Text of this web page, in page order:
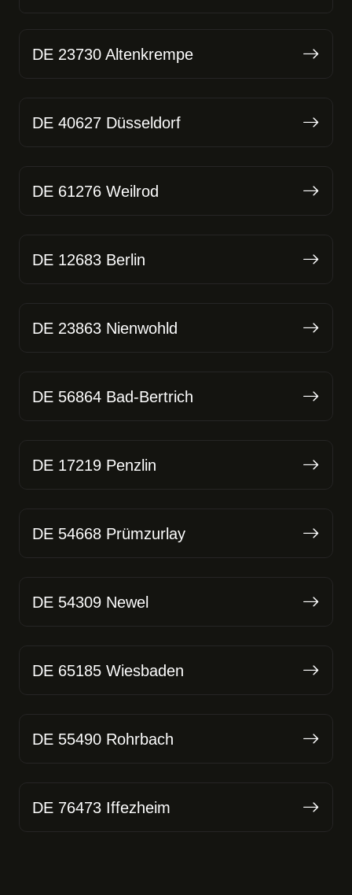
DE 23730 Altenkrempe
DE 40627 Düsseldorf
DE 61276 Weilrod
DE 12683 Berlin
DE 23863 Nienwohld
DE 56864 Bad-Bertrich
DE 17219 Penzlin
DE 54668 Prümzurlay
DE 54309 Newel
DE 65185 Wiesbaden
DE 55490 Rohrbach
DE 76473 Iffezheim